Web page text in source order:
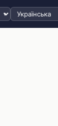
Вибрати мову